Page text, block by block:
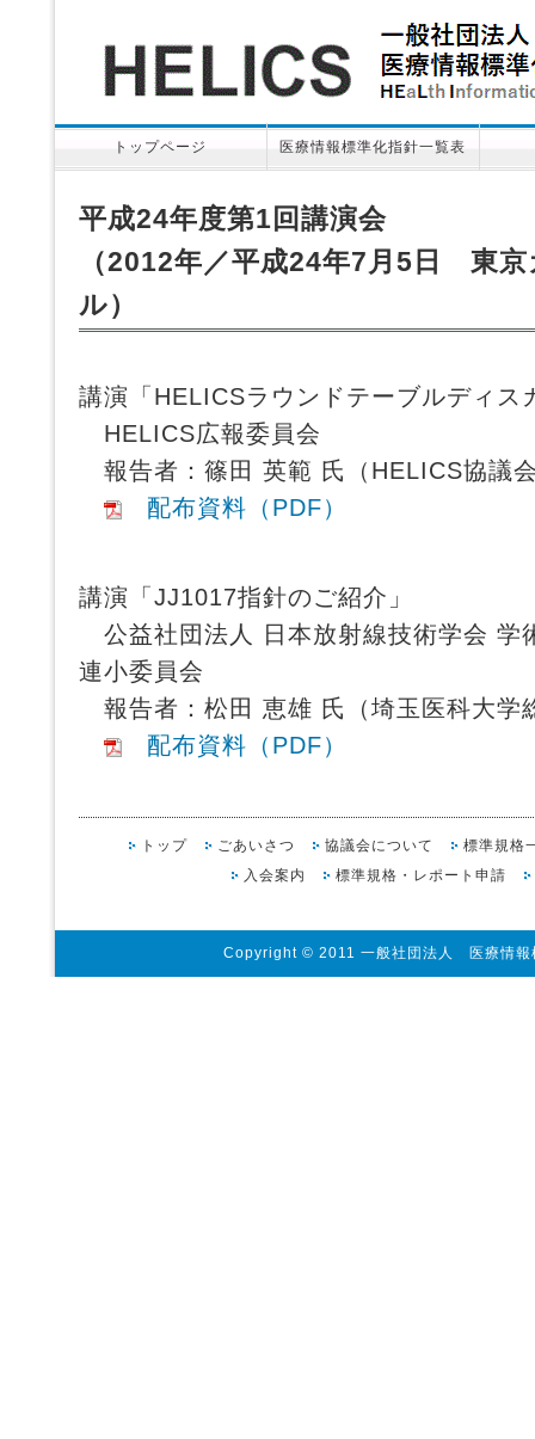
トップページ 医療情報標準化指針一覧表
平成24年度第1回講演会
（2012年／平成24年7月5日 東
ル）
講演「HELICSラウンドテーブルディス
HELICS広報委員会
報告者：篠田 英範 氏（HELICS協議
配布資料（PDF）
講演「JJ1017指針のご紹介」
公益社団法人 日本放射線技術学会 学
連小委員会
報告者：松田 恵雄 氏（埼玉医科大学
配布資料（PDF）
トップ ごあいさつ 協議会について
標準規格
入会案内
標準規格・レポート申請
Copyright © 2011 一般社団法人 医療情報